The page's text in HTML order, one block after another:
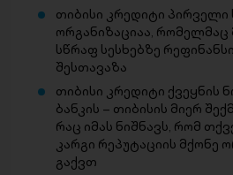
თიბისი კრედიტი პირველი
ორგანიზაციაა,
სწრაფ სესხებზე
შესთავაზა
თიბისი კრედიტი ქვეყნის
ბანკის – თიბისის მიერ
რაც იმას ნიშნავს, რომ
კარგი რეპუტაციის მქონე
გაქვთ